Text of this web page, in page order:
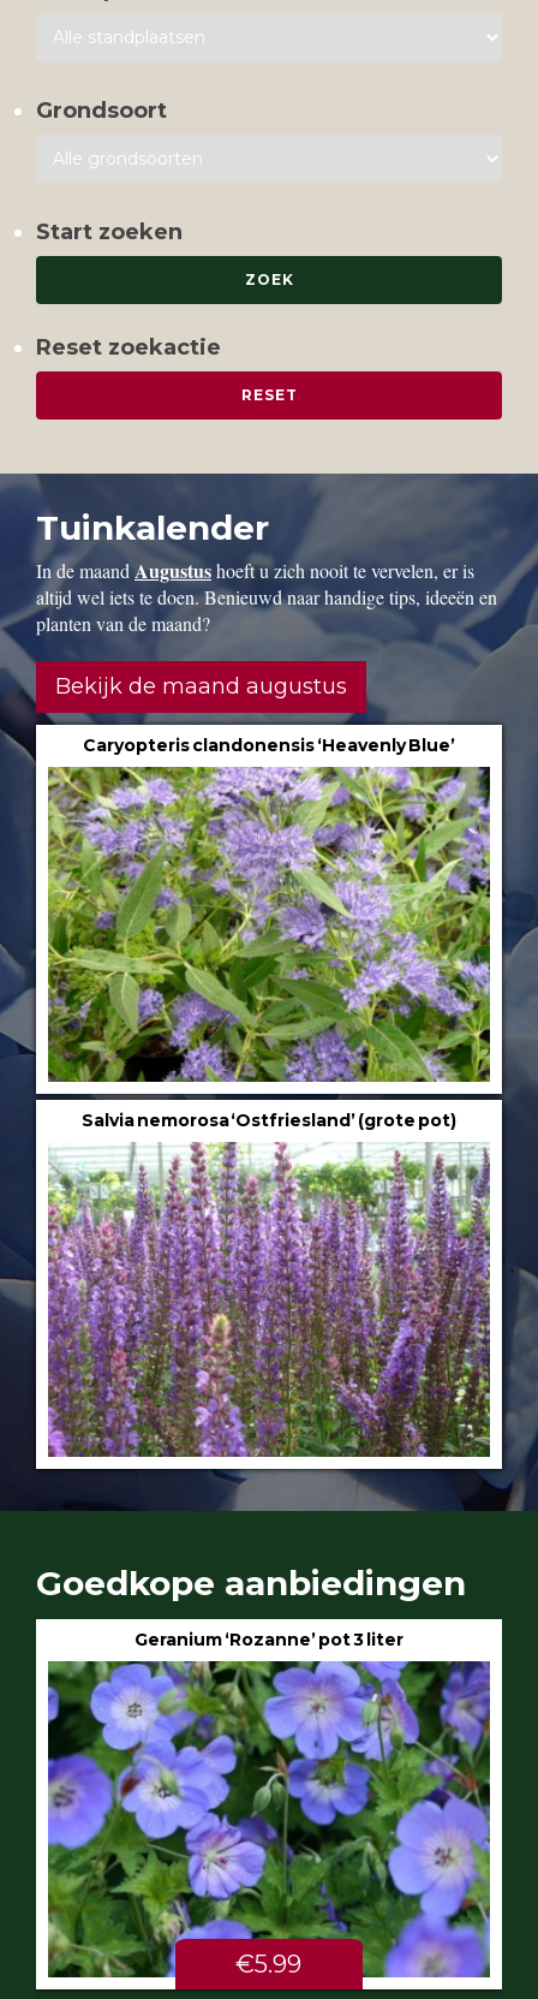
Grondsoort
Start zoeken
Reset zoekactie
Tuinkalender
In de maandAugustushoeft u zich nooit te vervelen, er is
altijd wel iets te doen. Benieuwd naar handige tips, ideeën en
planten van de maand?
Bekijk de maand augustus
Caryopteris clandonensis ‘Heavenly Blue’
Salvia nemorosa ‘Ostfriesland’ (grote pot)
Goedkope aanbiedingen
Geranium ‘Rozanne’ pot 3 liter
€5.99